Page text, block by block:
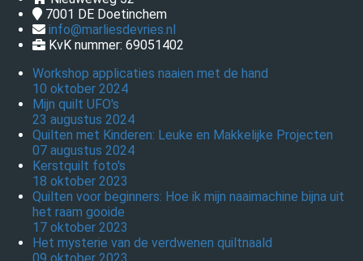
7001 DE Doetinchem
info@marliesdevries.nl
KvK nummer: 69051402
Workshop applicaties naaien met de hand
10 oktober 2024
Mijn quilt UFO's
23 augustus 2024
Quilten met Kinderen: Leuke en Makkelijke Projecten
07 augustus 2024
Kerstquilt foto's
18 oktober 2023
Quilten voor beginners: Hoe ik mijn naaimachine bijna uit
het raam gooide
17 oktober 2023
Het mysterie van de verdwenen quiltnaald